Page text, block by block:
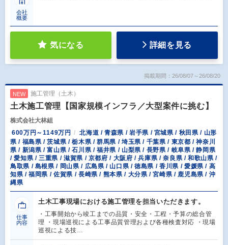
会社
概要
気になる 詳細を見る
掲載期間：26/08/07～26/08/20
NEW 施工管理（土木）
土木施工管理【国家規模インフラ／大型案件に挑む】
株式会社大林組
600万円～1149万円
北海道 / 青森県 / 岩手県 / 宮城県 / 秋田県 / 山形
県 / 福島県 / 茨城県 / 栃木県 / 群馬県 / 埼玉県 / 千葉県 / 東京都 / 神奈川
県 / 新潟県 / 富山県 / 石川県 / 福井県 / 山梨県 / 長野県 / 岐阜県 / 静岡県
/ 愛知県 / 三重県 / 滋賀県 / 京都府 / 大阪府 / 兵庫県 / 奈良県 / 和歌山県 /
鳥取県 / 島根県 / 岡山県 / 広島県 / 山口県 / 徳島県 / 香川県 / 愛媛県 / 高
知県 / 福岡県 / 佐賀県 / 長崎県 / 熊本県 / 大分県 / 宮崎県 / 鹿児島県 / 沖
縄県
仕事
内容
土木工事現場における施工管理を担当いただきます。
・工事開始から竣工までの品質・安全・工程・予算の総合管
理 ・現場巡視による工事品質管理および各種検査対応 ・現場
巡視による技…